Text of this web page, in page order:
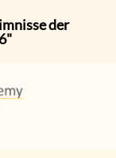
der